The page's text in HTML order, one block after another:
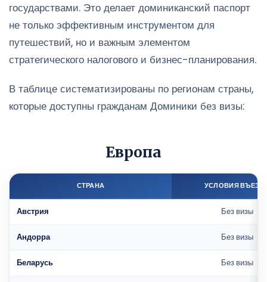
государствами. Это делает доминиканский паспорт
не только эффективным инструментом для
путешествий, но и важным элементом
стратегического налогового и бизнес-планирования.
В таблице систематизированы по регионам страны,
которые доступны гражданам Доминики без визы:
Европа
СТРАНА УСЛОВИЯ
Австрия Без визы
Андорра Без визы
Беларусь Без визы